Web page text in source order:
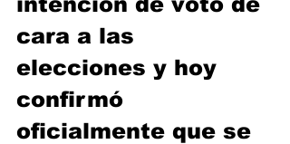
cara a las
elecciones y hoy
confirmó
oficialmente que se